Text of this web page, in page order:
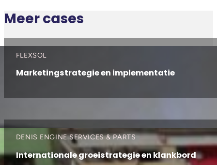
Meer cases
FLEXSOL
Marketingstrategie en implementatie
DENIS ENGINE SERVICES & PARTS
Internationale groeistrategie en klankbord